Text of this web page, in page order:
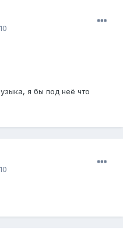
я бы под неё что